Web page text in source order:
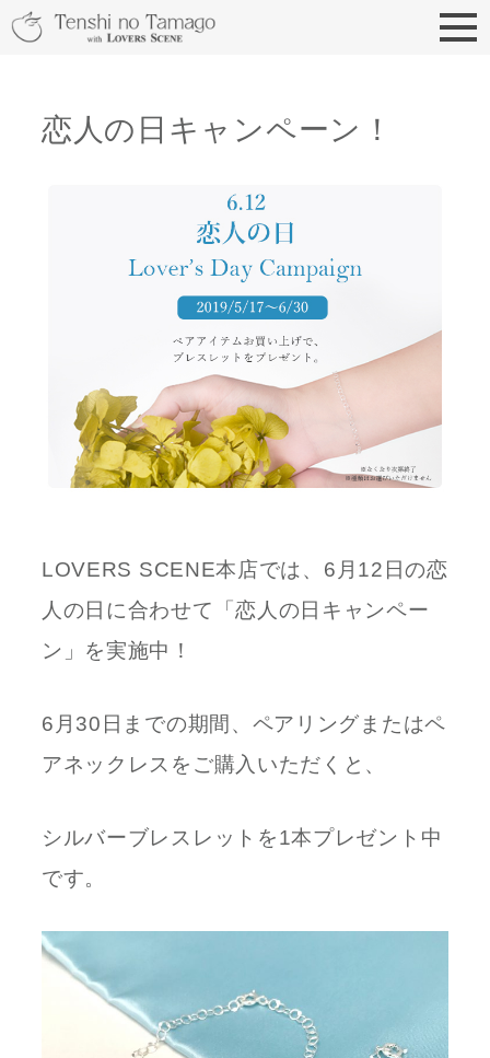
天使の卵 With LOVERS
恋人の日キャンペーン！
LOVERS SCENE本店では、6月12日の恋
人の日に合わせて「恋人の日キャンペー
ン」を実施中！
6月30日までの期間、ペアリングまたはペ
アネックレスをご購入いただくと、
シルバーブレスレットを1本プレゼント中
です。